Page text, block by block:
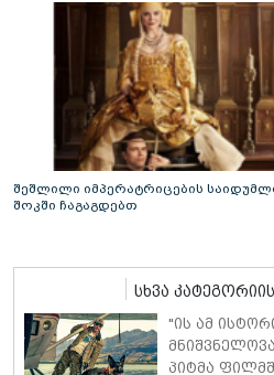
შეშლილი იმპერატრიცების
შოკში ჩაგაგდებთ
სხვა
"ის ამ
პიტმა